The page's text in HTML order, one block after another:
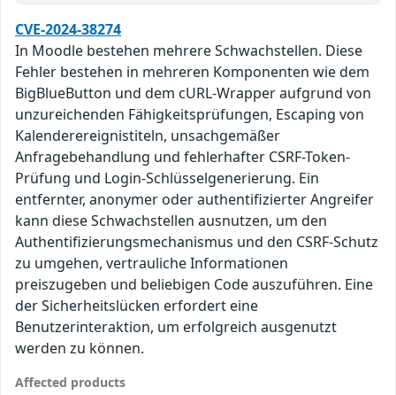
CVE-2024-38274
In Moodle bestehen mehrere Schwachstellen. Diese
Fehler bestehen in mehreren Komponenten wie dem
BigBlueButton und dem cURL-Wrapper aufgrund von
unzureichenden Fähigkeitsprüfungen, Escaping von
Kalenderereignistiteln, unsachgemäßer
Anfragebehandlung und fehlerhafter CSRF-Token-
Prüfung und Login-Schlüsselgenerierung. Ein
entfernter, anonymer oder authentifizierter Angreifer
kann diese Schwachstellen ausnutzen, um den
Authentifizierungsmechanismus und den CSRF-Schutz
zu umgehen, vertrauliche Informationen
preiszugeben und beliebigen Code auszuführen. Eine
der Sicherheitslücken erfordert eine
Benutzerinteraktion, um erfolgreich ausgenutzt
werden zu können.
Affected products